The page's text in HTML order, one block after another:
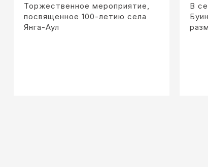
Торжественное мероприятие,
посвященное 100-летию села
Янга-Аул
В